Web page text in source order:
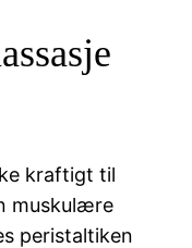
kraftigt til
muskulære
peristaltiken